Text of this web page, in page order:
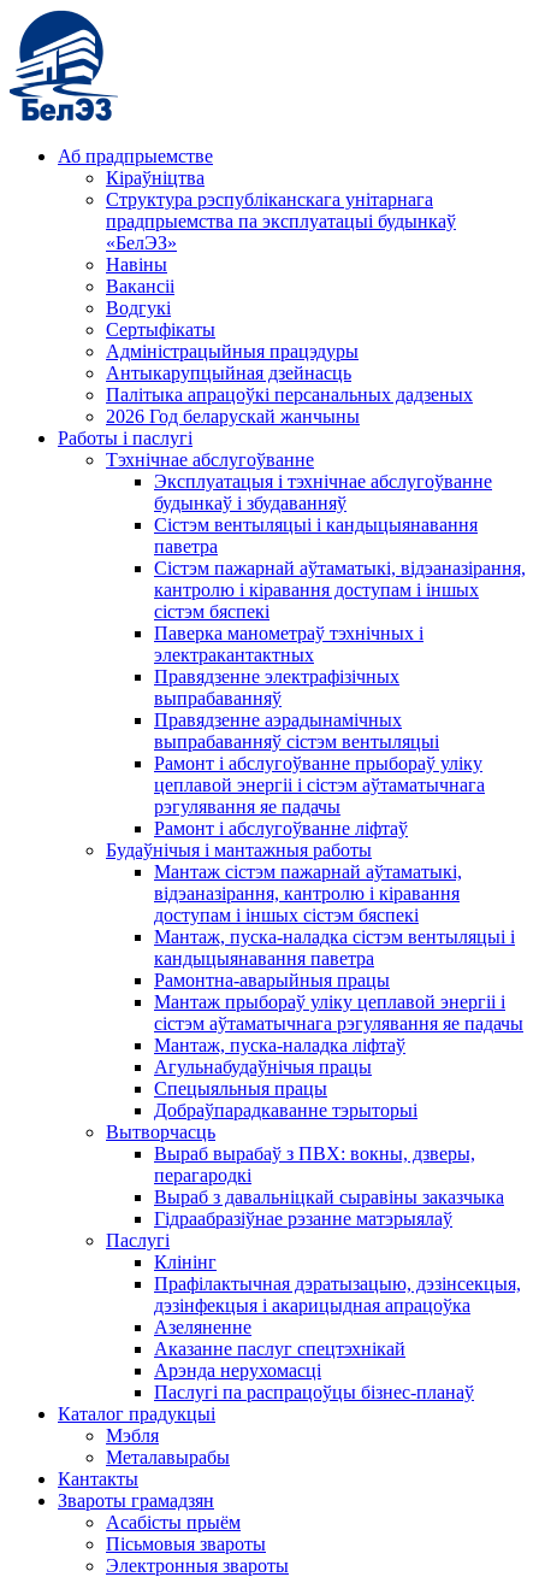
Аб прадпрыемстве
Кіраўніцтва
Структура рэспубліканскага унітарнага
прадпрыемства па эксплуатацыі будынкаў
«БелЭЗ»
Навіны
Вакансіі
Водгукі
Сертыфікаты
Адміністрацыйныя працэдуры
Антыкарупцыйная дзейнасць
Палітыка апрацоўкі персанальных дадзеных
2026 Год беларускай жанчыны
Работы і паслугі
Тэхнічнае абслугоўванне
Эксплуатацыя і тэхнічнае абслугоўванне
будынкаў і збудаванняў
Сістэм вентыляцыі і кандыцыянавання
паветра
Сістэм пажарнай аўтаматыкі, відэаназірання,
кантролю і кіравання доступам і іншых
сістэм бяспекі
Паверка манометраў тэхнічных і
электракантактных
Правядзенне электрафізічных
выпрабаванняў
Правядзенне аэрадынамічных
выпрабаванняў сістэм вентыляцыі
Рамонт і абслугоўванне прыбораў уліку
цеплавой энергіі і сістэм аўтаматычнага
рэгулявання яе падачы
Рамонт і абслугоўванне ліфтаў
Будаўнічыя і мантажныя работы
Мантаж сістэм пажарнай аўтаматыкі,
відэаназірання, кантролю і кіравання
доступам і іншых сістэм бяспекі
Мантаж, пуска-наладка сістэм вентыляцыі і
кандыцыянавання паветра
Рамонтна-аварыйныя працы
Мантаж прыбораў уліку цеплавой энергіі і
сістэм аўтаматычнага рэгулявання яе падачы
Мантаж, пуска-наладка ліфтаў
Агульнабудаўнічыя працы
Спецыяльныя працы
Добраўпарадкаванне тэрыторыі
Вытворчасць
Выраб вырабаў з ПВХ: вокны, дзверы,
перагародкі
Выраб з давальніцкай сыравіны заказчыка
Гідраабразіўнае рэзанне матэрыялаў
Паслугі
Клінінг
Прафілактычная дэратызацыю, дэзiнсекцыя,
дэзінфекцыя і акарицыдная апрацоўка
Азеляненне
Аказанне паслуг спецтэхнікай
Арэнда нерухомасці
Паслугі па распрацоўцы бізнес-планаў
Каталог прадукцыі
Мэбля
Металавырабы
Кантакты
Звароты грамадзян
Асабісты прыём
Пісьмовыя звароты
Электронныя звароты